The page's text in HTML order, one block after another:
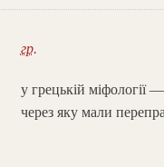
гр.
у грецькій міфології
через яку мали